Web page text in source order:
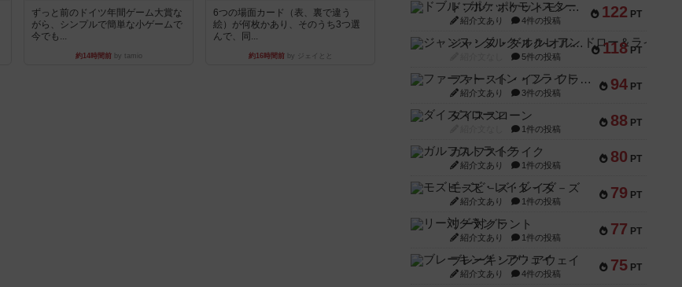
ずっと前のドイツ年間ゲーム大賞な
がら、シンプルで簡単な小ゲームで
今でも...
約14時間前by tamio
6つの場面カード（表、裏で違う
絵）が何枚かあり、そのうち3つ選
んで、同...
約16時間前by ジェイとと
122 PT
ドブル：ポケットモンスター
紹介文あり 4件の投稿
118 PT
ジャンヌ・ダルク-オルレアン ドロー＆ライト
5件の投稿
94 PT
ファースト・イン・フライト
紹介文あり 3件の投稿
88 PT
ダイススローン
1件の投稿
80 PT
ガルフストライク
紹介文あり 1件の投稿
79 PT
モズビ－ズ・レイダ－ズ
紹介文あり 1件の投稿
77 PT
リー対グラント
紹介文あり 1件の投稿
75 PT
ブレーキング・アウェイ
紹介文あり 4件の投稿